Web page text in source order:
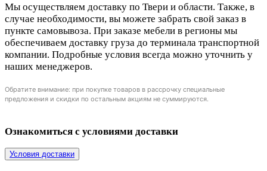
Мы осуществляем доставку по Твери и области. Также, в
случае необходимости, вы можете забрать свой заказ в
пункте самовывоза. При заказе мебели в регионы мы
обеспечиваем доставку груза до терминала транспортной
компании. Подробные условия всегда можно уточнить у
наших менеджеров.
Обратите внимание: при покупке товаров в рассрочку специальные
предложения и скидки по остальным акциям не суммируются.
Ознакомиться с условиями доставки
Условия доставки